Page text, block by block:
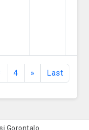
4 » Last
Gorontalo.